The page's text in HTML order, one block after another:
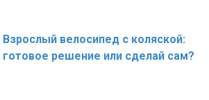
Взрослый велосипед с коляской:
готовое решение или сделай сам?